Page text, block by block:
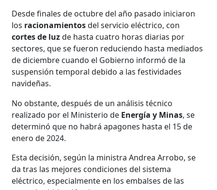
Desde finales de octubre del año pasado iniciaron
los racionamientosdel servicio eléctrico, con
cortes de luzde hasta cuatro horas diarias por
sectores, que se fueron reduciendo hasta mediados
de diciembre cuando el Gobierno informó de la
suspensión temporal debido a las festividades
navideñas.
No obstante, después de un análisis técnico
realizado por el Ministerio de Energía y Minas, se
determinó que no habrá apagones hasta el 15 de
enero de 2024.
Esta decisión, según la ministra Andrea Arrobo, se
da tras las mejores condiciones del sistema
eléctrico, especialmente en los embalses de las